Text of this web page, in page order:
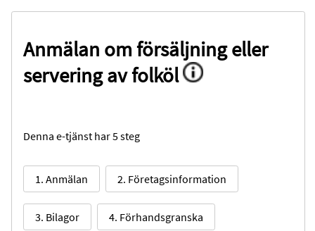
Anmälan om försäljning eller
servering av folköl
Denna e-tjänst har 5 steg
1. Anmälan 2. Företagsinformation
3. Bilagor 4. Förhandsgranska